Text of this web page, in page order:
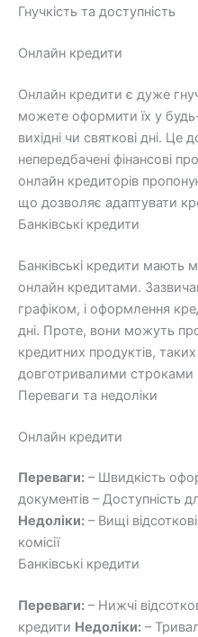
Гнучкість та доступність
Онлайн кредити
Онлайн кредити є дуже
можете оформити їх у
вихідні чи святкові дні.
непередбачені фінансові
онлайн кредиторів
що дозволяє адаптувати
Банківські кредити
Банківські кредити мають
онлайн кредитами.
графіком, і оформлення
дні. Проте, вони можуть
кредитних продуктів,
довготривалими строками
Переваги та недоліки
Онлайн кредити
Переваги: – Швидкість
документів – Доступність
Недоліки: – Вищі
комісії
Банківські кредити
Переваги: – Нижчі
кредити Недоліки: –